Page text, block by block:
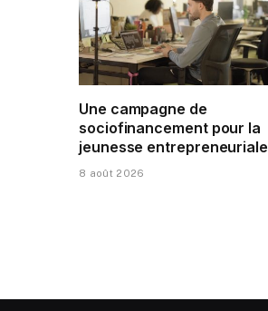
Une campagne de
sociofinancement pour la
jeunesse entrepreneuriale
8 août 2026